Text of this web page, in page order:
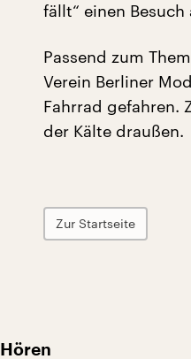
fällt“ einen Besuch
Passend zum
Verein Berliner
Fahrrad gefahren.
der Kälte draußen.
Zur Startseite
Hören